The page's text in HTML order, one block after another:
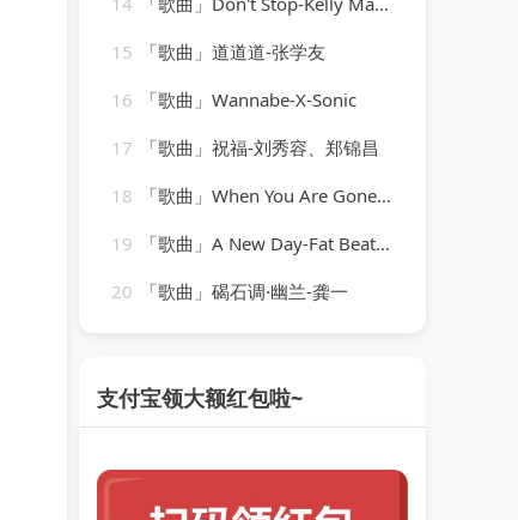
15
「歌曲」道道道-张学友
16
「歌曲」Wannabe-X-Sonic
17
「歌曲」祝福-刘秀容、郑锦昌
18
「歌曲」When You Are Gone-The Man Behind C
19
「歌曲」A New Day-Fat Beats、Butter Boutique、Chris Stile
20
「歌曲」碣石调·幽兰-龚一
支付宝领大额红包啦~